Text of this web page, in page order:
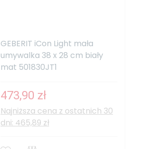
GEBERIT iCon Light mała
umywalka 38 x 28 cm biały
mat 501830JT1
473,90 zł
Najniższa cena z ostatnich 30
dni: 465,89 zł